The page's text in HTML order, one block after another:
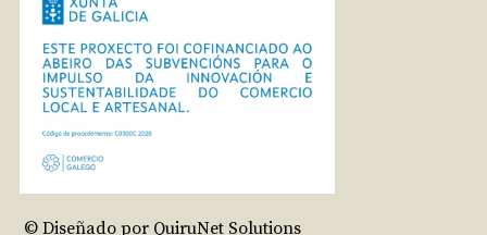
© Diseñado por QuiruNet Solutions